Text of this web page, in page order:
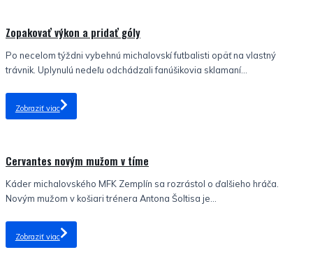
Zopakovať výkon a pridať góly
Po necelom týždni vybehnú michalovskí futbalisti opäť na vlastný
trávnik. Uplynulú nedeľu odchádzali fanúšikovia sklamaní...
Zobraziť viac
Cervantes novým mužom v tíme
Káder michalovského MFK Zemplín sa rozrástol o ďalšieho hráča.
Novým mužom v košiari trénera Antona Šoltisa je...
Zobraziť viac